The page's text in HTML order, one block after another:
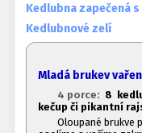
Kedlubna zapečená
Kedlubnové zelí
Mladá brukev
4 porce: 8
kečup či pikantní
Oloupané brukve